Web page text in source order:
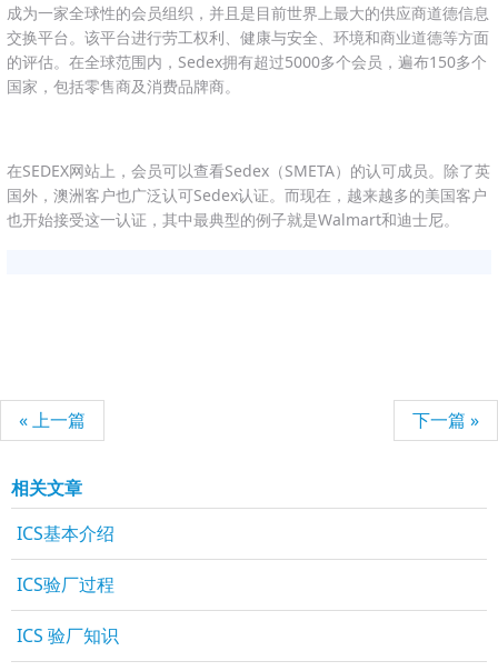
成为一家全球性的会员组织，并且是目前世界上最大的供应商道德信息
交换平台。该平台进行劳工权利、健康与安全、环境和商业道德等方面
的评估。在全球范围内，Sedex拥有超过5000多个会员，遍布150多个
国家，包括零售商及消费品牌商。
在SEDEX网站上，会员可以查看Sedex（SMETA）的认可成员。除了英
国外，澳洲客户也广泛认可Sedex认证。而现在，越来越多的美国客户
也开始接受这一认证，其中最典型的例子就是Walmart和迪士尼。
« 上一篇 下一篇 »
相关文章
ICS基本介绍
ICS验厂过程
ICS 验厂知识